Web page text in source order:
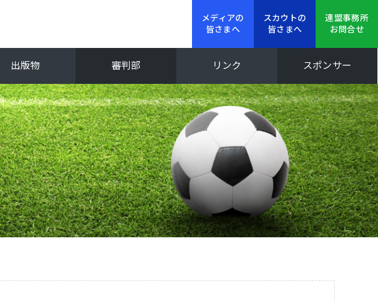
メディアの
皆さまへ
スカウトの
皆さまへ
連盟事務所
お問合せ
新人大会 Iリーグ
出版物 審判部 リンク スポンサー